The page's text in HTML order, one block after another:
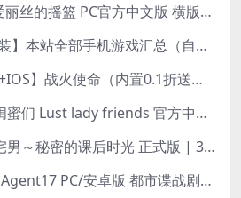
Alice in Cradle 爱丽丝的摇篮 PC官方中文版 横版动作ACT 手绘幻想风 v0.29g 完整体验版
【必看-可直接安装】本站全部手机游戏汇总（自带修改器MOD）
【爆热手游/安卓+IOS】战火使命（内置0.1折送可触碰战姬）[中文/美女养成/整合兑换码/双端互通/更新]（公测）
乔甜和她汹涌的闺蜜们 Lust lady friends 官方中文版本 SLG类型
夏之音～辣妹与宅男～秘密的课后时光 正式版 | 3D 动态步兵触摸互动 SLG|PC 平台 | 内嵌汉化 + 去码补丁 + 修改存档 | 1.5G
Agent17 特工17 Agent17 PC/安卓版 都市谍战剧情模拟RPG v0.26.6 官方中文高清版